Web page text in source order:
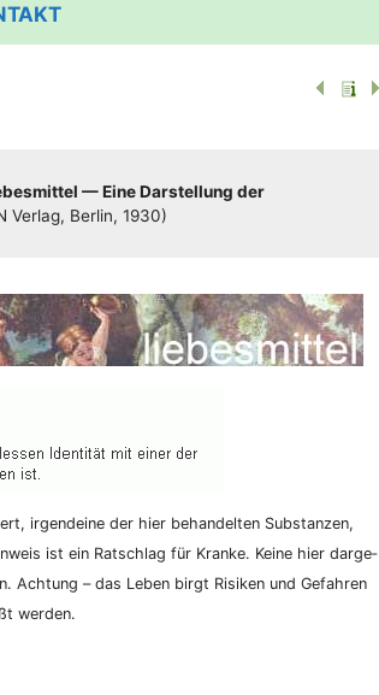
— Eine Dar­stel­lung der
Ver­lag, Ber­lin, 1930)
irgend­ei­ne der hier behan­del­ten Sub­stan­zen,
ist ein Rat­schlag für Kran­ke. Kei­ne hier dar­ge­
Ach­tung – das Leben birgt Risi­ken und Gefah­ren
werden.